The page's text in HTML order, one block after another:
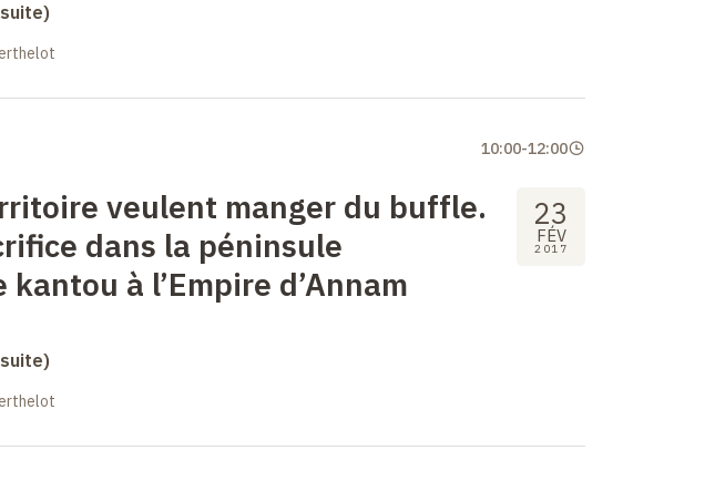
veulent manger du buffle.
dans la péninsule
à l’Empire d’Annam
23
FÉV
2017
10:00-12:00